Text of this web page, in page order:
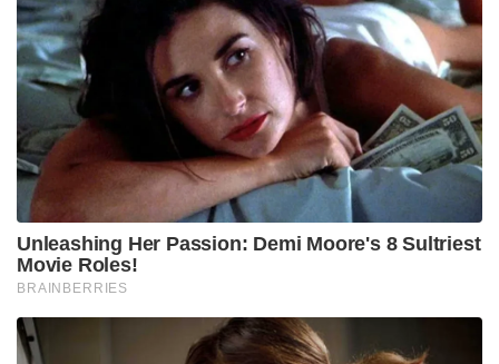
Unleashing Her Passion: Demi Moore's 8 Sultriest
Movie Roles!
BRAINBERRIES